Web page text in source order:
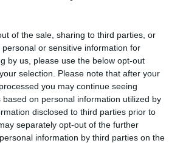
of the sale, sharing to third parties, or
or sensitive information for
by us, please use the below opt-out
selection. Please note that after your
you may continue seeing
based on personal information utilized by
disclosed to third parties prior to
separately opt-out of the further
information by third parties on the
εξάμηνο – Στο 55% οι